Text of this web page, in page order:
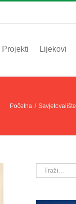
Projekti Lijekovi
Početna / Savjetovalište
Traži...